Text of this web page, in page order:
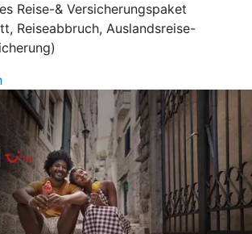
Reise-& Versicherungspaket
Reiseabbruch, Auslandsreise-